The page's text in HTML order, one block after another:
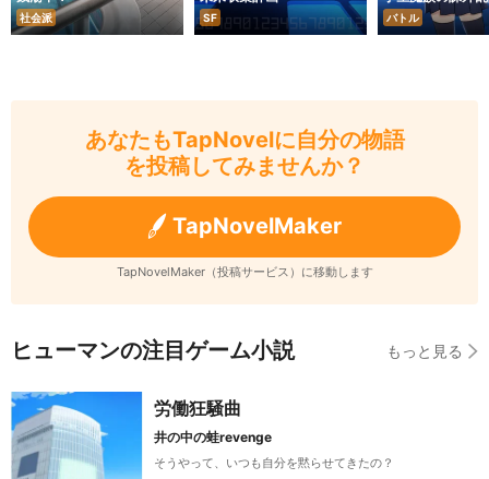
社会派 SF バトル
あなたもTapNovelに自分の物語
を投稿してみませんか？
TapNovelMaker
TapNovelMaker（投稿サービス）に移動します
ヒューマンの注目ゲーム小説 もっと見る
労働狂騒曲
井の中の蛙revenge
そうやって、いつも自分を黙らせてきたの？